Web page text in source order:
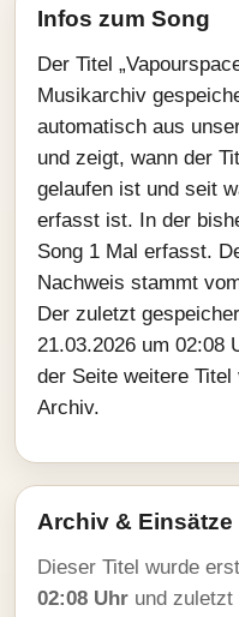
Infos zum Song
Der Titel
Musikarchiv
automatisch aus
und zeigt, wann der
gelaufen ist und seit
erfasst ist. In der
Song 1 Mal erfasst.
Nachweis stammt
Der zuletzt
21.03.2026 um 02:08
der Seite weitere
Archiv.
Archiv & Einsätze
Dieser Titel wurde
02:08 Uhr und zuletzt